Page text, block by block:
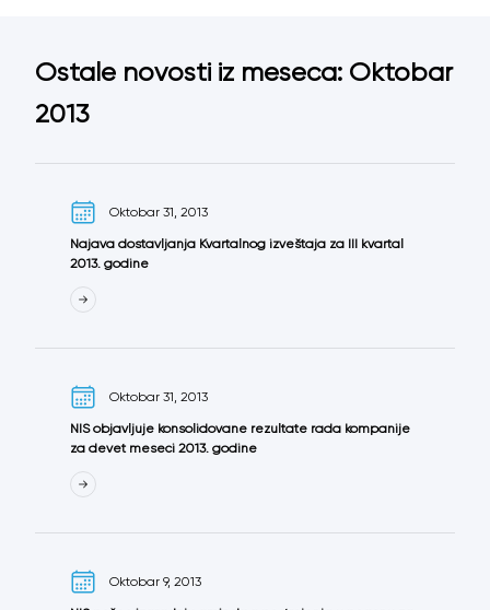
Ostale novosti iz meseca: Oktobar
2013
Oktobar 31, 2013
Najava dostavljanja Kvartalnog izveštaja za III kvartal
2013. godine
Oktobar 31, 2013
NIS objavljuje konsolidovane rezultate rada kompanije
za devet meseci 2013. godine
Oktobar 9, 2013